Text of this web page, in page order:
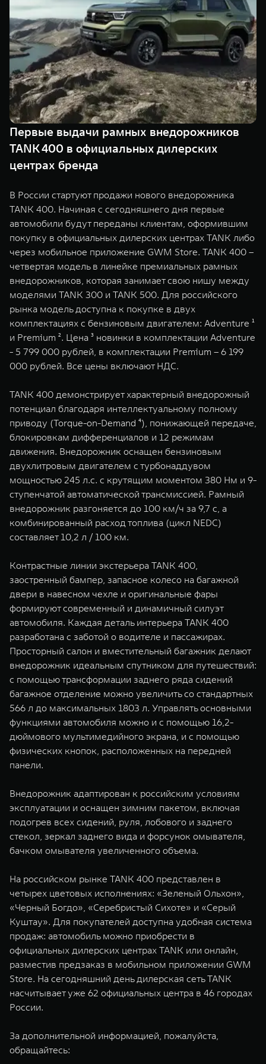
TANK 500
Веди за собой
от 6 499 000 ₽
TANK 700
Сила
от 10 199
WEY 07
Расширяя границы комфорта
от 6 149 000 ₽
WEY 05
Эстетика
WEY 80
Масштаб возможностей
от 6 449 000 ₽
WEY 80
ПОКУПКА АВТОМОБИЛЯ
TANK Финансы
Корпоративным клиентам
TANK ФИНАНСЫ
TANK Кредит
TANK Лизинг
TANK Страхование
Сервис
Специальные предложения
Моторные масла
ЦИФРОВЫЕ СЕРВИСЫ TANK
Цифровые сервисы TANK
Подписки
Первые выдачи рамных внедорожников
TANK 400 в официальных дилерских
центрах бренда
В России стартуют продажи нового внедорожника
TANK 400. Начиная с сегодняшнего дня первые
автомобили будут переданы клиентам, оформившим
покупку в официальных дилерских центрах TANK либо
через мобильное приложение GWM Store. TANK 400 –
четвертая модель в линейке премиальных рамных
внедорожников, которая занимает свою нишу между
моделями TANK 300 и TANK 500. Для российского
рынка модель доступна к покупке в двух
комплектациях с бензиновым двигателем: Adventure ¹
и Premium ². Цена ³ новинки в комплектации Adventure
- 5 799 000 рублей, в комплектации Premium – 6 199
000 рублей. Все цены включают НДС.
TANK 400 демонстрирует характерный внедорожный
потенциал благодаря интеллектуальному полному
приводу (Torque-on-Demand ⁴), понижающей передаче,
блокировкам дифференциалов и 12 режимам
движения. Внедорожник оснащен бензиновым
двухлитровым двигателем с турбонаддувом
мощностью 245 л.с. с крутящим моментом 380 Нм и 9-
ступенчатой автоматической трансмиссией. Рамный
внедорожник разгоняется до 100 км/ч за 9,7 с, а
комбинированный расход топлива (цикл NEDC)
составляет 10,2 л / 100 км.
Контрастные линии экстерьера TANK 400,
заостренный бампер, запасное колесо на багажной
двери в навесном чехле и оригинальные фары
формируют современный и динамичный силуэт
автомобиля. Каждая деталь интерьера TANK 400
разработана с заботой о водителе и пассажирах.
Просторный салон и вместительный багажник делают
внедорожник идеальным спутником для путешествий:
с помощью трансформации заднего ряда сидений
багажное отделение можно увеличить со стандартных
566 л до максимальных 1803 л. Управлять основными
функциями автомобиля можно и с помощью 16,2-
дюймового мультимедийного экрана, и с помощью
физических кнопок, расположенных на передней
панели.
Внедорожник адаптирован к российским условиям
эксплуатации и оснащен зимним пакетом, включая
подогрев всех сидений, руля, лобового и заднего
стекол, зеркал заднего вида и форсунок омывателя,
бачком омывателя увеличенного объема.
На российском рынке TANK 400 представлен в
четырех цветовых исполнениях: «Зеленый Ольхон»,
«Черный Богдо», «Серебристый Сихоте» и «Серый
Куштау». Для покупателей доступна удобная система
продаж: автомобиль можно приобрести в
официальных дилерских центрах TANK или онлайн,
разместив предзаказ в мобильном приложении GWM
Store. На сегодняшний день дилерская сеть TANK
насчитывает уже 62 официальных центра в 46 городах
России.
За дополнительной информацией, пожалуйста,
обращайтесь: